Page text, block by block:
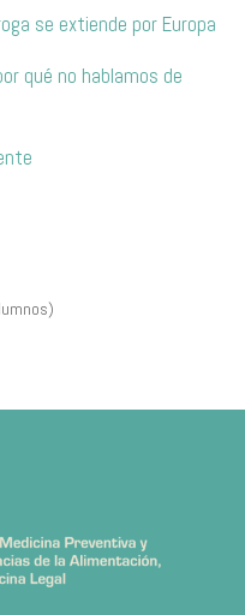
se extiende por Europa
qué no hablamos de